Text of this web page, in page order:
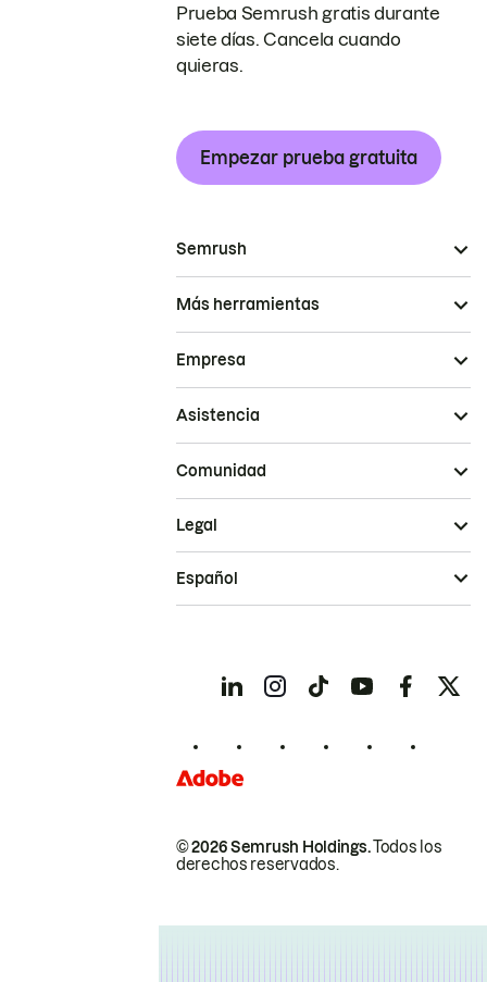
Prueba Semrush gratis durante
siete días. Cancela cuando
quieras.
Empezar prueba gratuita
Semrush
Más herramientas
Empresa
Asistencia
Comunidad
© 2026 Semrush Holdings.Todos los
derechos reservados.
Legal
Español